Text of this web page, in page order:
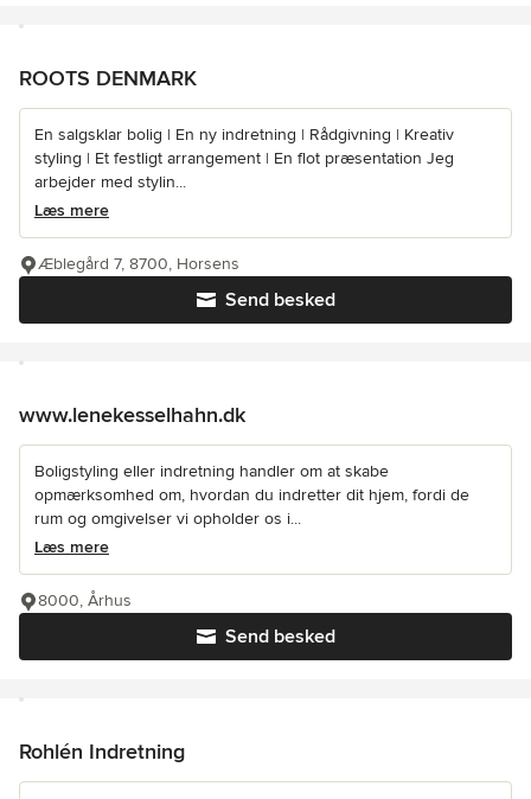
ROOTS DENMARK
En salgsklar bolig | En ny indretning | Rådgivning | Kreativ
styling | Et festligt arrangement | En flot præsentation Jeg
arbejder med stylin...
Læs mere
Send besked
Æblegård 7, 8700, Horsens
www.lenekesselhahn.dk
Boligstyling eller indretning handler om at skabe
opmærksomhed om, hvordan du indretter dit hjem, fordi de
rum og omgivelser vi opholder os i...
Læs mere
Send besked
8000, Århus
Rohlén Indretning